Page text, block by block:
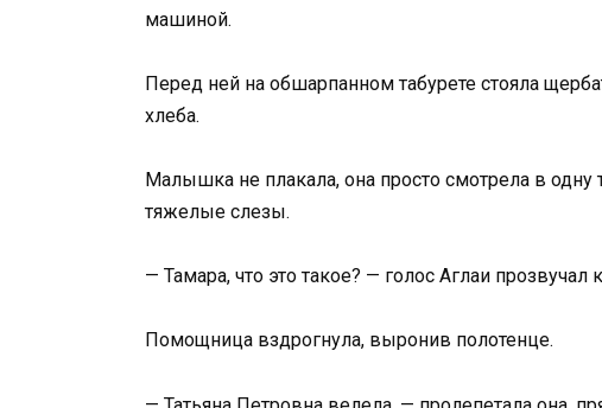
машиной.
Перед ней на обшарпанном табурете стояла
хлеба.
Малышка не плакала, она просто смотрела в одну
тяжелые слезы.
— Тамара, что это такое? — голос Аглаи прозвучал
Помощница вздрогнула, выронив полотенце.